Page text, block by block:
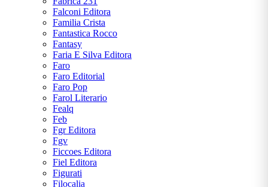
Falconi Editora
Familia Crista
Fantastica Rocco
Fantasy
Faria E Silva Editora
Faro
Faro Editorial
Faro Pop
Farol Literario
Fealq
Feb
Fgr Editora
Fgv
Ficcoes Editora
Fiel Editora
Figurati
Filocalia